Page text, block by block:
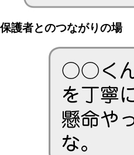
保護者とのつながりの場